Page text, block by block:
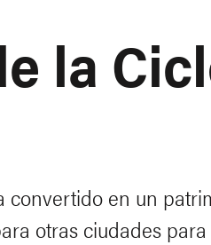
la
convertido en un
otras ciudades para